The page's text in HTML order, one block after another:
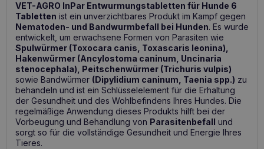
VET-AGRO InPar Entwurmungstabletten für Hunde 6
Tabletten ist ein unverzichtbares Produkt im Kampf gegen
Nematoden- und Bandwurmbefall bei Hunden. Es wurde
entwickelt, um erwachsene Formen von Parasiten wie
Spulwürmer (Toxocara canis, Toxascaris leonina),
Hakenwürmer (Ancylostoma caninum, Uncinaria
stenocephala), Peitschenwürmer (Trichuris vulpis)
sowie Bandwürmer (Dipylidium caninum, Taenia spp.) zu
behandeln und ist ein Schlüsselelement für die Erhaltung
der Gesundheit und des Wohlbefindens Ihres Hundes. Die
regelmäßige Anwendung dieses Produkts hilft bei der
Vorbeugung und Behandlung von Parasitenbefall
und
sorgt so für die vollständige Gesundheit und Energie Ihres
Tieres.